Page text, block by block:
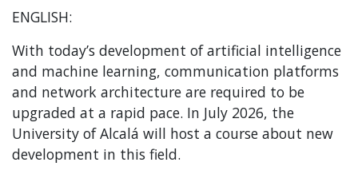
ENGLISH:
With today’s development of artificial intelligence
and machine learning, communication platforms
and network architecture are required to be
upgraded at a rapid pace. In July 2026, the
University of Alcalá will host a course about new
development in this field.